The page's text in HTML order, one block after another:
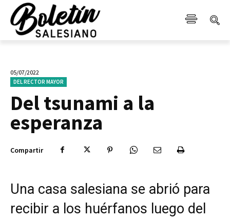
05/07/2022
DEL RECTOR MAYOR
Del tsunami a la
esperanza
Compartir
Una casa salesiana se abrió para
recibir a los huérfanos luego del